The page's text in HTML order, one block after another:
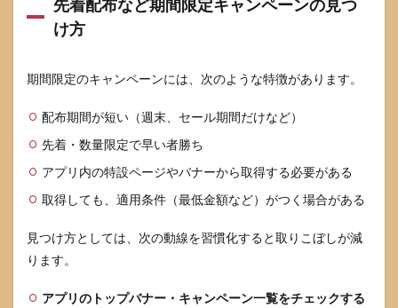
先着配布など期間限定キャンペーンの見つ
け方
期間限定のキャンペーンには、次のような特徴があります。
配布期間が短い（週末、セール期間だけなど）
先着・数量限定で早い者勝ち
アプリ内の特設ページやバナーから取得する必要がある
取得しても、適用条件（最低金額など）がつく場合がある
見つけ方としては、次の動線を習慣化すると取りこぼしが減
ります。
アプリのトップバナー・キャンペーン一覧をチェックする